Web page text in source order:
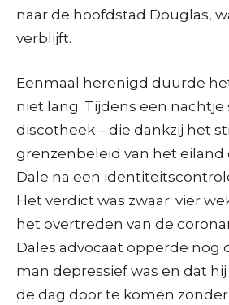
naar de hoofdstad Douglas,
verblijft.
Eenmaal herenigd duurde
niet lang. Tijdens een nachtje
discotheek – die dankzij het
grenzenbeleid van het eiland
Dale na een
Het verdict was zwaar: vier
het overtreden van de
Dales advocaat opperde nog
man depressief was en dat
de dag door te komen